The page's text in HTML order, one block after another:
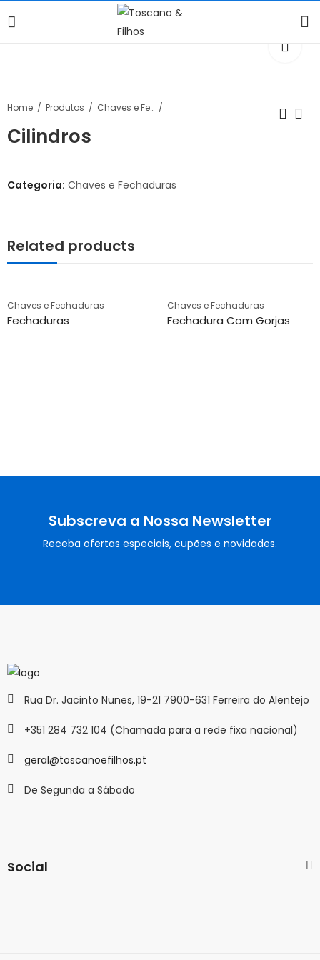
Home Produtos Chaves e Fechaduras
Cilindros
Categoria: Chaves e Fechaduras
Related products
Chaves e Fechaduras
Fechaduras
Chaves e Fechaduras
Fechadura Com Gorjas
Subscreva a Nossa Newsletter
Receba ofertas especiais, cupões e novidades.
Rua Dr. Jacinto Nunes, 19-21 7900-631 Ferreira do Alentejo
+351 284 732 104 (Chamada para a rede fixa nacional)
geral@toscanoefilhos.pt
De Segunda a Sábado
Social